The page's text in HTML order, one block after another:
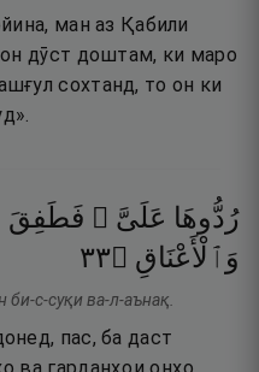
ман аз Қабили
дӯст доштам, ки маро
сохтанд, то он ки
رُدُّوهَا عَلَىَّ ۖ فَطَفِقَ
وَٱلْأَعْنَاقِ ۝٣٣
с-суқи ва-л-аънақ.
пас, ба даст